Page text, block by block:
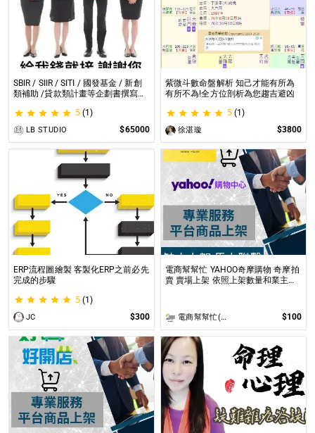
SBIR / SIIR / SITI / 國發基金 / 新創
類補助 /貸款類計畫等企劃書撰寫
類補助 /貸款類計畫等企劃書撰寫
5 (1)
LB STUDIO $65000
紫微斗數命盤解析 知己才能有所為
有所不為!全方位剖析為您趨吉避凶
5 (1)
徐湛璇 $3800
ERP流程圖繪製 客製化ERP之前必先
完成的步驟
5 (1)
JC $300
電商幫幫忙 YAHOO奇摩購物 奇摩拍
賣 賣場上架 依照上架數量和業主討
電商幫幫忙(電商平台代營運/電商上架/運營策略/網路行銷) $100